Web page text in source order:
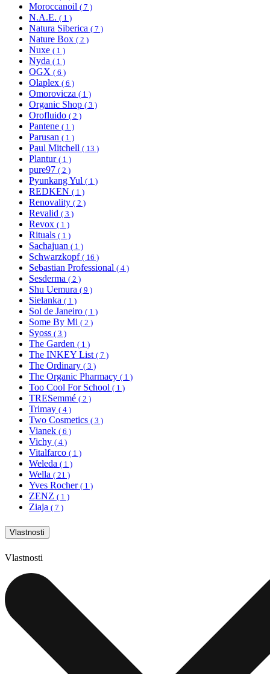
Moroccanoil ( 7 )
N.A.E. ( 1 )
Natura Siberica ( 7 )
Nature Box ( 2 )
Nuxe ( 1 )
Nyda ( 1 )
OGX ( 6 )
Olaplex ( 6 )
Omorovicza ( 1 )
Organic Shop ( 3 )
Orofluido ( 2 )
Pantene ( 1 )
Parusan ( 1 )
Paul Mitchell ( 13 )
Plantur ( 1 )
pure97 ( 2 )
Pyunkang Yul ( 1 )
REDKEN ( 1 )
Renovality ( 2 )
Revalid ( 3 )
Revox ( 1 )
Rituals ( 1 )
Sachajuan ( 1 )
Schwarzkopf ( 16 )
Sebastian Professional ( 4 )
Sesderma ( 2 )
Shu Uemura ( 9 )
Sielanka ( 1 )
Sol de Janeiro ( 1 )
Some By Mi ( 2 )
Syoss ( 3 )
The Garden ( 1 )
The INKEY List ( 7 )
The Ordinary ( 3 )
The Organic Pharmacy ( 1 )
Too Cool For School ( 1 )
TRESemmé ( 2 )
Trimay ( 4 )
Two Cosmetics ( 3 )
Vianek ( 6 )
Vichy ( 4 )
Vitalfarco ( 1 )
Weleda ( 1 )
Wella ( 21 )
Yves Rocher ( 1 )
ZENZ ( 1 )
Ziaja ( 7 )
Vlastnosti
Vlastnosti